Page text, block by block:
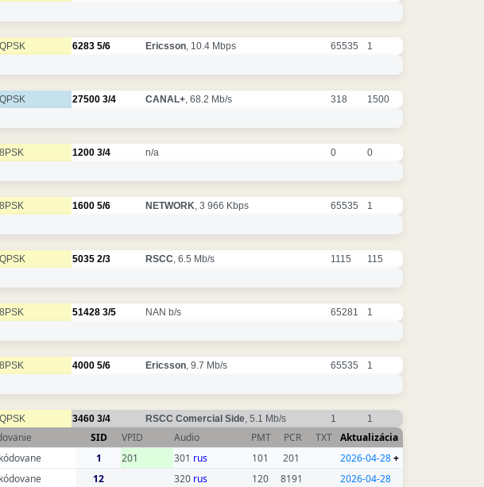
QPSK 6283 5/6 Ericsson, 10.4 Mbps 65535 1
QPSK 27500 3/4 CANAL+, 68.2 Mb/s 318 1500
8PSK 1200 3/4 n/a 0 0
8PSK 1600 5/6 NETWORK, 3 966 Kbps 65535 1
QPSK 5035 2/3 RSCC, 6.5 Mb/s 1115 115
8PSK 51428 3/5 NAN b/s 65281 1
8PSK 4000 5/6 Ericsson, 9.7 Mb/s 65535 1
QPSK 3460 3/4 RSCC Comercial Side, 5.1 Mb/s 1 1
SID VPID Audio PMT PCR TXT Aktualizácia
1 201 301 rus 101 201 2026-04-28+
12 320 rus 120 8191
2026-04-28